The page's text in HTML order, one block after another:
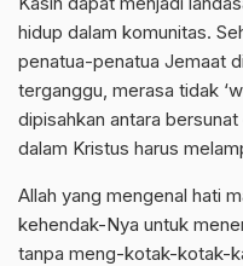
hidup dalam komunitas.
penatua-penatua Jemaat
terganggu, merasa tidak
dipisahkan antara
dalam Kristus harus
Allah yang mengenal hati
kehendak-Nya untuk
tanpa meng-kotak-kotak-